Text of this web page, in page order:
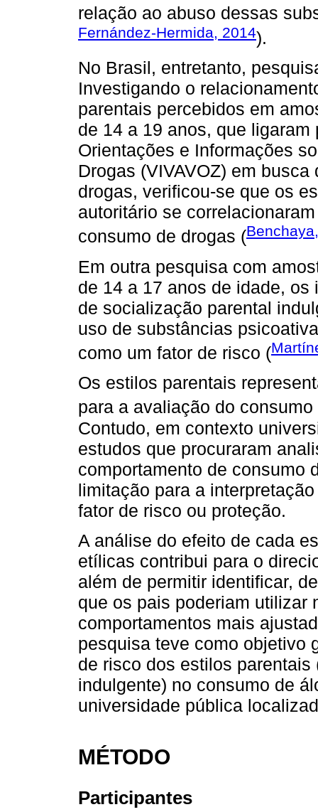
relação ao abuso dessas
Fernández-Hermida, 2014).
No Brasil, entretanto,
Investigando o
parentais percebidos em
de 14 a 19 anos, que
Orientações e Informações
Drogas (VIVAVOZ) em
drogas, verificou-se que os
autoritário se
consumo de drogas (
Em outra pesquisa com
de 14 a 17 anos de idade,
de socialização parental
uso de substâncias
como um fator de risco (
Os estilos parentais
para a avaliação do
Contudo, em contexto
estudos que procuraram
comportamento de consumo
limitação para a
fator de risco ou proteção.
A análise do efeito de cada
etílicas contribui para o
além de permitir identificar,
que os pais poderiam utilizar
comportamentos mais
pesquisa teve como objetivo
de risco dos estilos
indulgente) no consumo de
universidade pública
MÉTODO
Participantes